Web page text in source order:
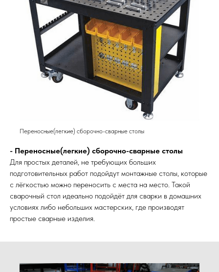
Переносные(легкие) сборочно-сварные столы
- Переносные(легкие) сборочно-сварные столы
Для простых деталей, не требующих больших
подготовительных работ подойдут монтажные столы, которые
с лёгкостью можно переносить с места на место. Такой
сварочный стол идеально подойдёт для сварки в домашних
условиях либо небольших мастерских, где производят
простые сварные изделия.